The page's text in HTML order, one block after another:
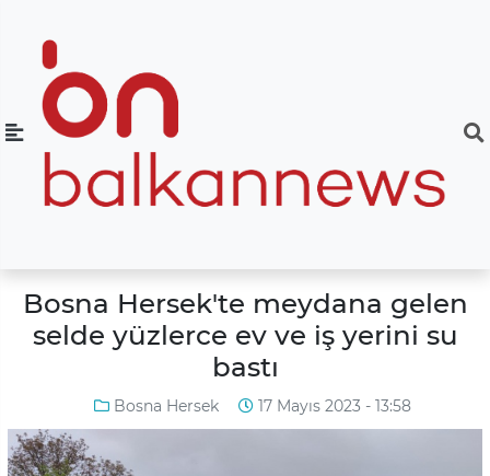
Bosna Hersek'te meydana gelen
selde yüzlerce ev ve iş yerini su
bastı
Bosna Hersek 17 Mayıs 2023 - 13:58